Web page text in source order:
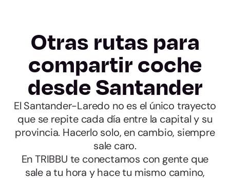
Otras rutas para
compartir coche
desde Santander
El Santander-Laredo no es el único trayecto
que se repite cada día entre la capital y su
provincia. Hacerlo solo, en cambio, siempre
sale caro.
En TRIBBU te conectamos con gente que
sale a tu hora y hace tu mismo camino,